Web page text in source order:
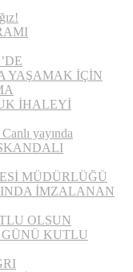
YAŞAMAK İÇİN
İHALEYİ
yayında
MÜDÜRLÜĞÜ
İMZALANAN
OLSUN
KUTLU